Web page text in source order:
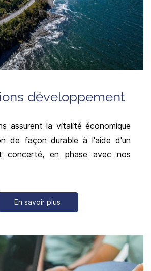
développement
assurent la vitalité économique
de façon durable à l'aide d'un
concerté, en phase avec nos
En savoir plus